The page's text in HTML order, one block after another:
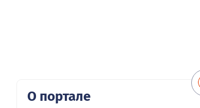
О портале